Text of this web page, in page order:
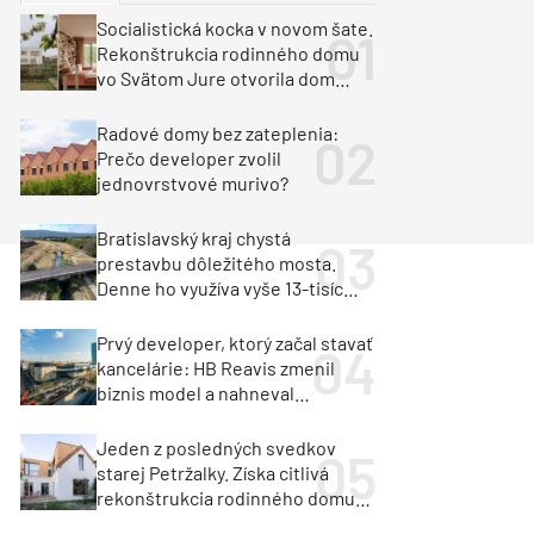
Klimatizácia a vetranie
Milan Murcka
Socialistická kocka v novom šate.
Rekonštrukcia rodinného domu
vo Svätom Jure otvorila dom
Radové domy bez zateplenia:
Prečo developer zvolil
jednovrstvové murivo?
Bratislavský kraj chystá
prestavbu dôležitého mosta.
Denne ho využíva vyše 13-tisíc
Prvý developer, ktorý začal stavať
kancelárie: HB Reavis zmenil
biznis model a nahneval
Jeden z posledných svedkov
starej Petržalky. Získa citlivá
rekonštrukcia rodinného domu